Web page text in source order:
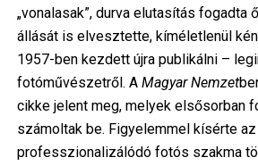
„vonalasak”, durva elutasítás fogadta
állását is elvesztette, kíméletlenül
1957-ben kezdett újra publikálni –
fotóművészetről. A Magyar Nemzet
cikke jelent meg, melyek elsősorban
számoltak be. Figyelemmel kísérte
professzionalizálódó fotós szakma